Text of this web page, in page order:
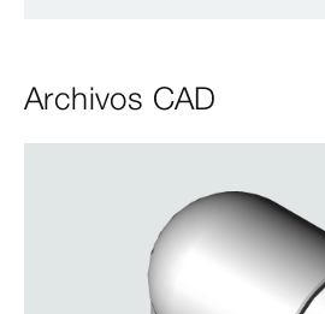
Archivos CAD